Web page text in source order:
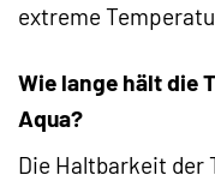
extreme
Wie lange hält die
Aqua?
Die Haltbarkeit der